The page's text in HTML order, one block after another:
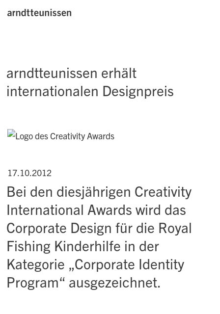
arndtteunissen erhält
internationalen Designpreis
17.10.2012
Bei den diesjährigen Creativity
International Awards wird das
Corporate Design für die Royal
Fishing Kinderhilfe in der
Kategorie „Corporate Identity
Program“ ausgezeichnet.